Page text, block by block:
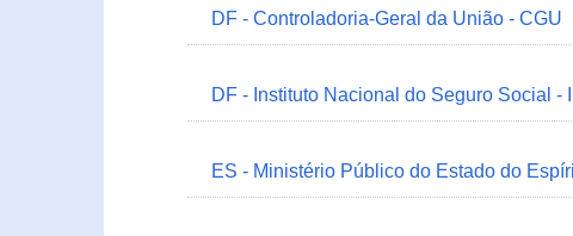
DF - Controladoria-Geral da União - CGU
DF - Instituto Nacional do Seguro Social -
ES - Ministério Público do Estado do